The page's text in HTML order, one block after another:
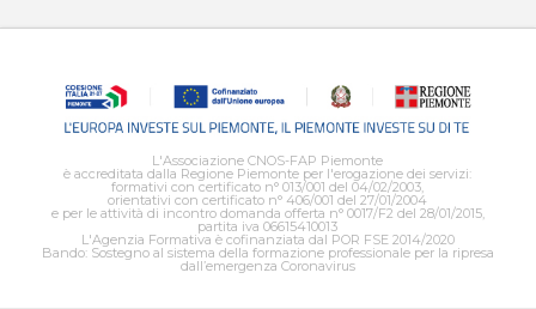
L'Associazione CNOS-FAP Piemonte
è accreditata dalla Regione Piemonte per l'erogazione dei servizi:
formativi con certificato n° 013/001 del 04/02/2003,
orientativi con certificato n° 406/001 del 27/01/2004
e per le attività di incontro domanda offerta n° 0017/F2 del 28/01/2015,
partita iva 06615410013
L'Agenzia Formativa è cofinanziata dal POR FSE 2014/2020
Bando: Sostegno al sistema della formazione professionale per la ripresa
dall’emergenza Coronavirus